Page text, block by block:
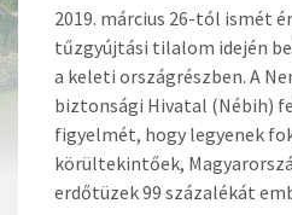
2019. március 26-tól ismét
tűzgyújtási tilalom idején
a keleti országrészben. A
biztonsági Hivatal (Nébih)
figyelmét, hogy legyenek
körültekintőek,
erdőtüzek 99 százalékát